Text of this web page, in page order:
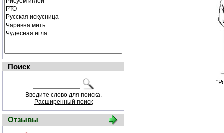
Поиск
Введите слово для поиска.
Расширенный поиск
Отзывы